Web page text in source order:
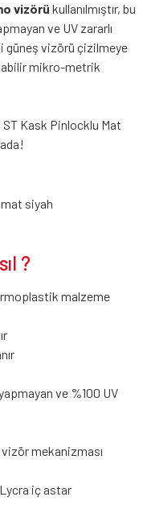
vizörü kullanılmıştır, bu
ve UV zararlı
güneş vizörü çizilmeye
mikro-metrik
ST Kask Pinlocklu Mat
?
malzeme
ve %100 UV
vizör mekanizması
Lycra iç astar